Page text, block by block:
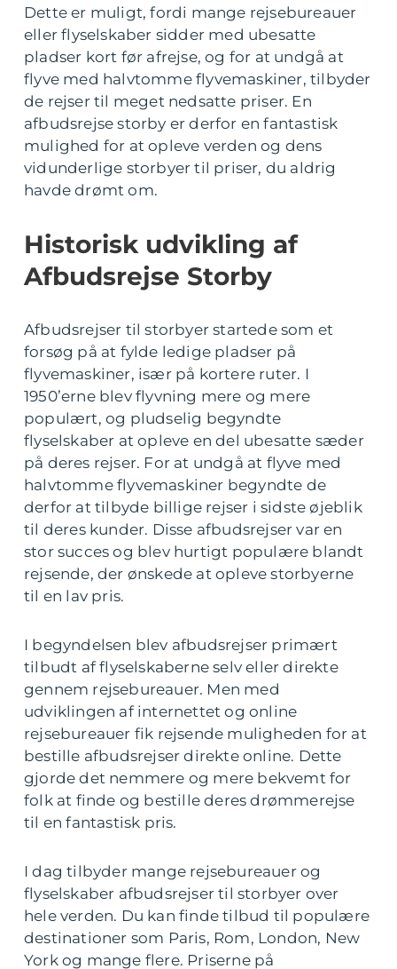
Dette er muligt, fordi mange rejsebureauer
eller flyselskaber sidder med ubesatte
pladser kort før afrejse, og for at undgå at
flyve med halvtomme flyvemaskiner, tilbyder
de rejser til meget nedsatte priser. En
afbudsrejse storby er derfor en fantastisk
mulighed for at opleve verden og dens
vidunderlige storbyer til priser, du aldrig
havde drømt om.
Historisk udvikling af
Afbudsrejse Storby
Afbudsrejser til storbyer startede som et
forsøg på at fylde ledige pladser på
flyvemaskiner, især på kortere ruter. I
1950’erne blev flyvning mere og mere
populært, og pludselig begyndte
flyselskaber at opleve en del ubesatte sæder
på deres rejser. For at undgå at flyve med
halvtomme flyvemaskiner begyndte de
derfor at tilbyde billige rejser i sidste øjeblik
til deres kunder. Disse afbudsrejser var en
stor succes og blev hurtigt populære blandt
rejsende, der ønskede at opleve storbyerne
til en lav pris.
I begyndelsen blev afbudsrejser primært
tilbudt af flyselskaberne selv eller direkte
gennem rejsebureauer. Men med
udviklingen af internettet og online
rejsebureauer fik rejsende muligheden for at
bestille afbudsrejser direkte online. Dette
gjorde det nemmere og mere bekvemt for
folk at finde og bestille deres drømmerejse
til en fantastisk pris.
I dag tilbyder mange rejsebureauer og
flyselskaber afbudsrejser til storbyer over
hele verden. Du kan finde tilbud til populære
destinationer som Paris, Rom, London, New
York og mange flere. Priserne på